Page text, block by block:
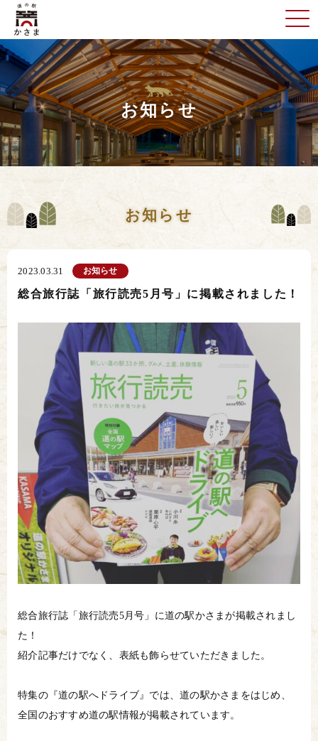
お知らせ
お知らせ
2023.03.31 お知らせ
総合旅行誌「旅行読売5月号」に掲載されました！
総合旅行誌「旅行読売5月号」に道の駅かさまが掲載されまし
た！
紹介記事だけでなく、表紙も飾らせていただきました。
特集の『道の駅へドライブ』では、道の駅かさまをはじめ、
全国のおすすめ道の駅情報が掲載されています。